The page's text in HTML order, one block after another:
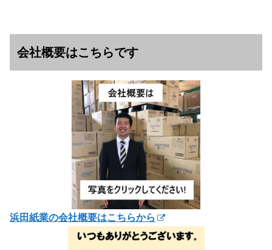
会社概要はこちらです
浜田紙業の会社概要はこちらから